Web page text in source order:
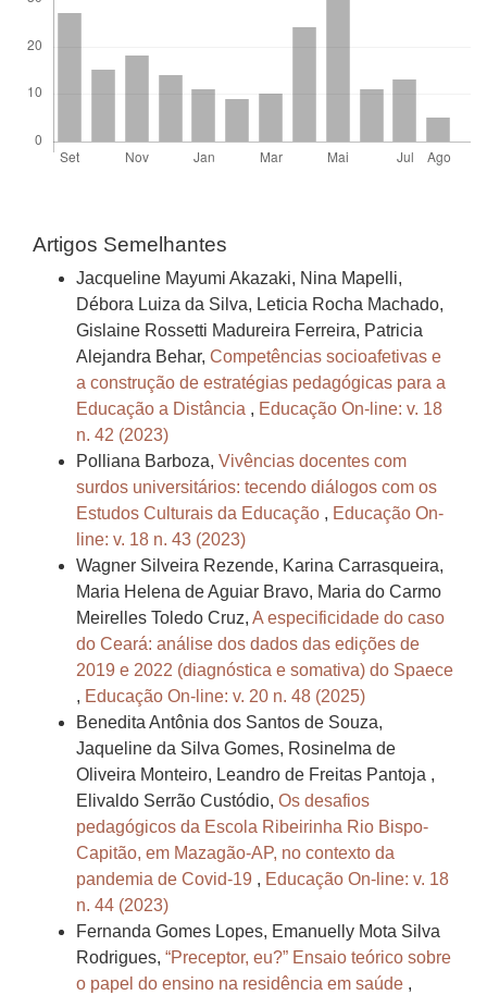
Artigos Semelhantes
Jacqueline Mayumi Akazaki, Nina Mapelli,
Débora Luiza da Silva, Leticia Rocha Machado,
Gislaine Rossetti Madureira Ferreira, Patricia
Alejandra Behar, Competências socioafetivas e
a construção de estratégias pedagógicas para a
Educação a Distância , Educação On-line: v. 18
n. 42 (2023)
Polliana Barboza, Vivências docentes com
surdos universitários: tecendo diálogos com os
Estudos Culturais da Educação , Educação On-
line: v. 18 n. 43 (2023)
Wagner Silveira Rezende, Karina Carrasqueira,
Maria Helena de Aguiar Bravo, Maria do Carmo
Meirelles Toledo Cruz, A especificidade do caso
do Ceará: análise dos dados das edições de
2019 e 2022 (diagnóstica e somativa) do Spaece
, Educação On-line: v. 20 n. 48 (2025)
Benedita Antônia dos Santos de Souza,
Jaqueline da Silva Gomes, Rosinelma de
Oliveira Monteiro, Leandro de Freitas Pantoja ,
Elivaldo Serrão Custódio, Os desafios
pedagógicos da Escola Ribeirinha Rio Bispo-
Capitão, em Mazagão-AP, no contexto da
pandemia de Covid-19 , Educação On-line: v. 18
n. 44 (2023)
Fernanda Gomes Lopes, Emanuelly Mota Silva
Rodrigues, “Preceptor, eu?” Ensaio teórico sobre
o papel do ensino na residência em saúde ,